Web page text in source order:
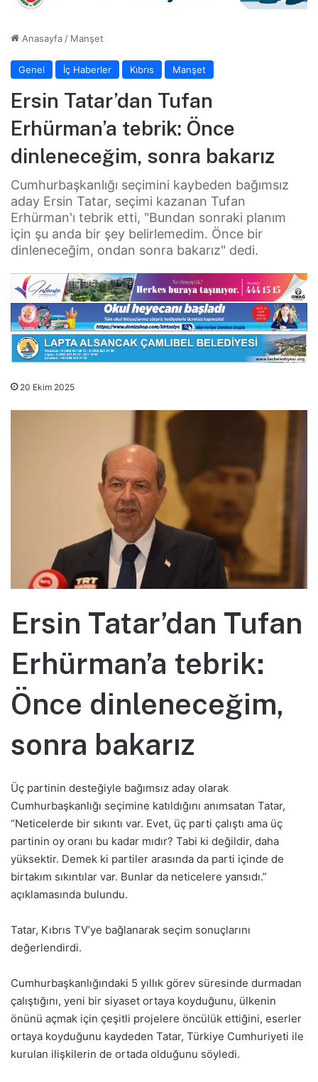
Anasayfa / Manşet
Genel İç Haberler Kıbrıs Manşet
Ersin Tatar’dan Tufan
Erhürman’a tebrik: Önce
dinleneceğim, sonra bakarız
Cumhurbaşkanlığı seçimini kaybeden bağımsız
aday Ersin Tatar, seçimi kazanan Tufan
Erhürman'ı tebrik etti, "Bundan sonraki planım
için şu anda bir şey belirlemedim. Önce bir
dinleneceğim, ondan sonra bakarız" dedi.
20 Ekim 2025
Ersin Tatar’dan Tufan
Erhürman’a tebrik:
Önce dinleneceğim,
sonra bakarız
Üç partinin desteğiyle bağımsız aday olarak
Cumhurbaşkanlığı seçimine katıldığını anımsatan Tatar,
“Neticelerde bir sıkıntı var. Evet, üç parti çalıştı ama üç
partinin oy oranı bu kadar mıdır? Tabi ki değildir, daha
yüksektir. Demek ki partiler arasında da parti içinde de
birtakım sıkıntılar var. Bunlar da neticelere yansıdı.”
açıklamasında bulundu.
Tatar, Kıbrıs TV’ye bağlanarak seçim sonuçlarını
değerlendirdi.
Cumhurbaşkanlığındaki 5 yıllık görev süresinde durmadan
çalıştığını, yeni bir siyaset ortaya koyduğunu, ülkenin
önünü açmak için çeşitli projelere öncülük ettiğini, eserler
ortaya koyduğunu kaydeden Tatar, Türkiye Cumhuriyeti ile
kurulan ilişkilerin de ortada olduğunu söyledi.